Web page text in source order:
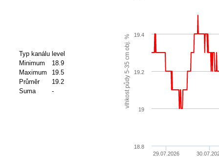
Typ kanálu level
Minimum
18.9
Maximum
19.5
Průměr
19.2
Suma
- vlhkost půdy 5-35 cm obj. %
29.07.2026
18.8
19
19.2
19.4